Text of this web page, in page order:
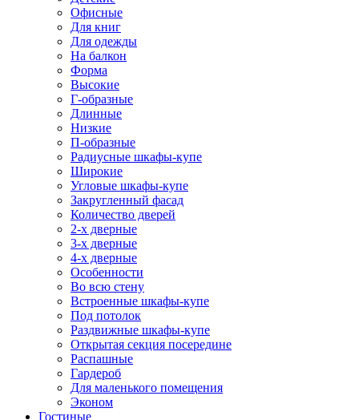
Офисные
Для книг
Для одежды
На балкон
Форма
Высокие
Г-образные
Длинные
Низкие
П-образные
Радиусные шкафы-купе
Широкие
Угловые шкафы-купе
Закругленный фасад
Количество дверей
2-х дверные
3-х дверные
4-х дверные
Особенности
Во всю стену
Встроенные шкафы-купе
Под потолок
Раздвижные шкафы-купе
Открытая секция посередине
Распашные
Гардероб
Для маленького помещения
Эконом
Гостиные